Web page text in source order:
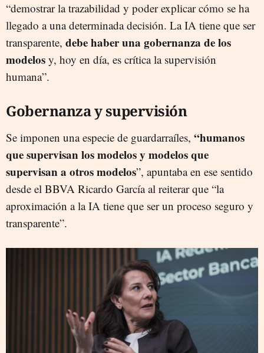
“demostrar la trazabilidad y poder explicar cómo se ha
llegado a una determinada decisión. La IA tiene que ser
transparente, debe haber una gobernanza de los
modelos y, hoy en día, es crítica la supervisión
humana”.
Gobernanza y supervisión
Se imponen una especie de guardarraíles, “humanos
que supervisan los modelos y modelos que
supervisan a otros modelos”, apuntaba en ese sentido
desde el BBVA Ricardo García al reiterar que “la
aproximación a la IA tiene que ser un proceso seguro y
transparente”.